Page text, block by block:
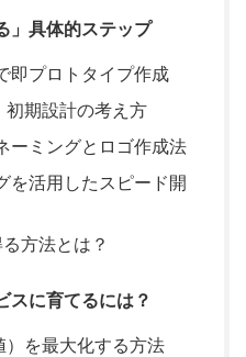
」具体的ステップ
即プロトタイプ作成
期設計の考え方
ーミングとロゴ作成法
を活用したスピード開
方法とは？
スに育てるには？
）を最大化する方法